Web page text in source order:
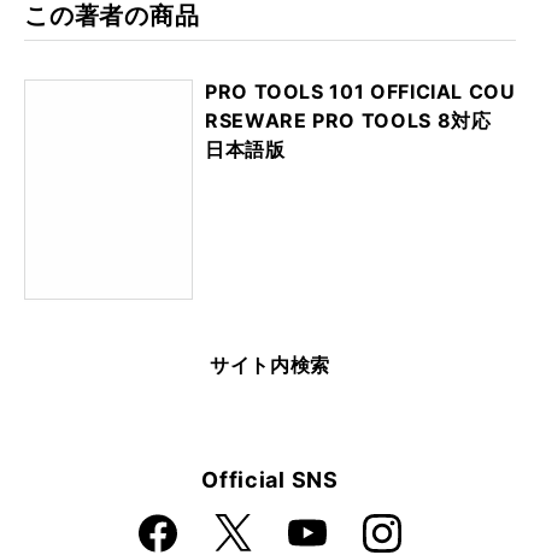
この著者の商品
PRO TOOLS 101 OFFICIAL COU
RSEWARE PRO TOOLS 8対応
日本語版
サイト内検索
Official SNS
FacebooX YouTube Instagra